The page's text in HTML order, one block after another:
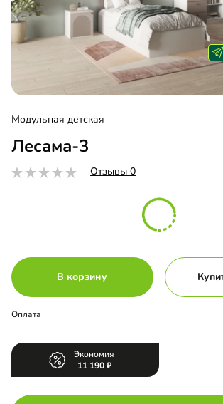
Модульная детская
Лесама-3
Отзывы 0
В корзину
Оплата
Экономия
11 190